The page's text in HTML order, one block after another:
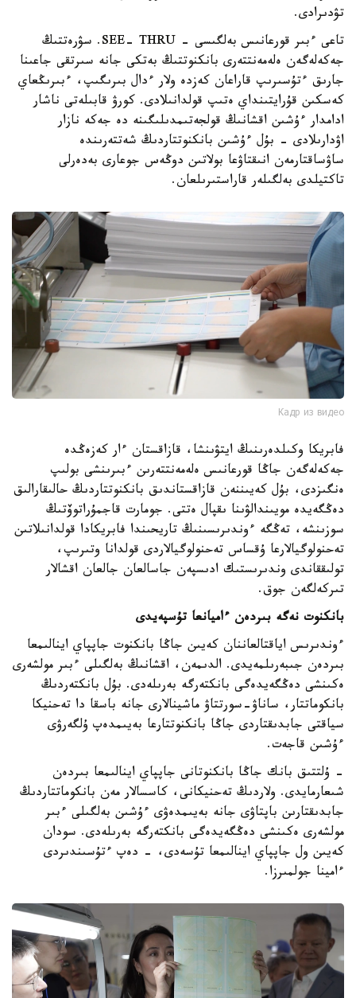
تۋدىرادى.
تاعى ءبىر قورعانىس بەلگىسى - SEE- THRU. سۋرەتتىڭ
جەكەلەگەن ەلەمەنتتەرى بانكنوتتىڭ بەتكى جانە سىرتقى جاعىنا
جارىق ءتۇسىرىپ قاراعان كەزدە ولار ءدال بىرىگىپ، ءبىرىڭعاي
كەسكىن قۇرايتىنداي ەتىپ قولدانىلادى. كورۋ قابىلەتى ناشار
ادامدار ءۇشىن اقشانىڭ قولجەتىمدىلىگىنە دە جەكە نازار
اۋدارىلادى - بۇل ءۇشىن بانكنوتتاردىڭ شەتتەرىندە
ساۋساقتارمەن انىقتاۋعا بولاتىن دوڭەس جوعارى بەدەرلى
تاكتيلدى بەلگىلەر قاراستىرىلعان.
Кадр из видео
فابريكا وكىلدەرىنىڭ ايتۋىنشا، قازاقستان ءار كەزەڭدە
جەكەلەگەن جاڭا قورعانىس ەلەمەنتتەرىن ءبىرىنشى بولىپ
ەنگىزدى، بۇل كەيىننەن قازاقستاندىق بانكنوتتاردىڭ حالىقارالىق
دەڭگەيدە مويىندالۋىنا ىقپال ەتتى. جومارت قاجمۇراتوۆتىڭ
سوزىنشە، تەڭگە ءوندىرىسىنىڭ تاريحىندا فابريكادا قولدانىلاتىن
تەحنولوگيالارعا ۇقساس تەحنولوگيالاردى قولدانا وتىرىپ،
تولىققاندى وندىرىستىك ادىسپەن جاسالعان جالعان اقشالار
تىركەلگەن جوق.
بانكنوت نەگە بىردەن ءاميانعا تۇسپەيدى
ءوندىرىس اياقتالعاننان كەيىن جاڭا بانكنوت جاپپاي اينالىمعا
بىردەن جىبەرىلمەيدى. الدىمەن، اقشانىڭ بەلگىلى ءبىر مولشەرى
ەكىنشى دەڭگەيدەگى بانكتەرگە بەرىلەدى. بۇل بانكتەردىڭ
بانكوماتتار، ساناۋ-سورتتاۋ ماشينالارى جانە باسقا دا تەحنيكا
سياقتى جابدىقتاردى جاڭا بانكنوتتارعا بەيىمدەپ ۇلگەرۋى
ءۇشىن قاجەت.
- ۇلتتىق بانك جاڭا بانكنوتانى جاپپاي اينالىمعا بىردەن
شىعارمايدى. ولاردىڭ تەحنيكانى، كاسسالار مەن بانكوماتتاردىڭ
جابدىقتارىن باپتاۋى جانە بەيىمدەۋى ءۇشىن بەلگىلى ءبىر
مولشەرى ەكىنشى دەڭگەيدەگى بانكتەرگە بەرىلەدى. سودان
كەيىن ول جاپپاي اينالىمعا تۇسەدى، - دەپ ءتۇسىندىردى
ءامينا جولمىرزا.